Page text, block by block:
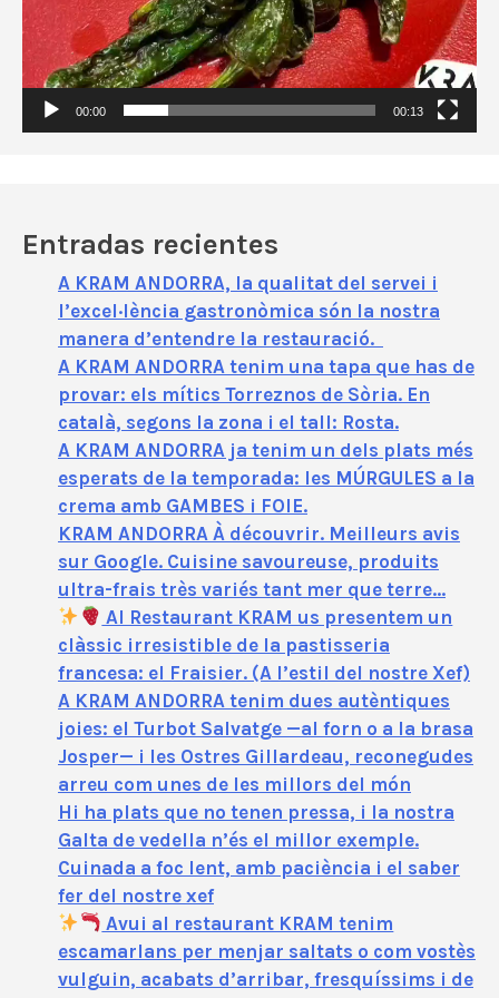
d
e
v
d
00:00 00:13
Entradas recientes
A KRAM ANDORRA, la qualitat del servei i
l’excel·lència gastronòmica són la nostra
manera d’entendre la restauració.
A KRAM ANDORRA tenim una tapa que has de
provar: els mítics Torreznos de Sòria. En
català, segons la zona i el tall: Rosta.
A KRAM ANDORRA ja tenim un dels plats més
esperats de la temporada: les MÚRGULES a la
crema amb GAMBES i FOIE.
KRAM ANDORRA À découvrir. Meilleurs avis
sur Google. Cuisine savoureuse, produits
ultra-frais très variés tant mer que terre…
Al Restaurant KRAM us presentem un
clàssic irresistible de la pastisseria
francesa: el Fraisier. (A l’estil del nostre Xef)
A KRAM ANDORRA tenim dues autèntiques
joies: el Turbot Salvatge —al forn o a la brasa
Josper— i les Ostres Gillardeau, reconegudes
arreu com unes de les millors del món
Hi ha plats que no tenen pressa, i la nostra
Galta de vedella n’és el millor exemple.
Cuinada a foc lent, amb paciència i el saber
fer del nostre xef
Avui al restaurant KRAM tenim
escamarlans per menjar saltats o com vostès
vulguin, acabats d’arribar, fresquíssims i de